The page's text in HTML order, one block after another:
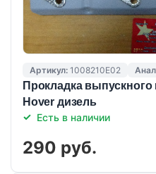
Артикул: 1008210E02
Прокладка выпускного
Hover дизель
Есть в наличии
290 руб.